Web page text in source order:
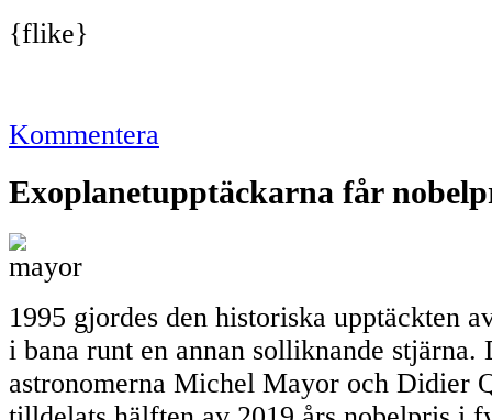
{flike}
Kommentera
Exoplanetupptäckarna får
1995 gjordes den historiska upptäckten
i bana runt en annan solliknande stjärna.
astronomerna Michel Mayor och Didier